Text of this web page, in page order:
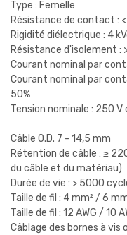
Type : Femelle
Résistance de contact :
Rigidité diélectrique : 4
Résistance d'isolement :
Courant nominal par
Courant nominal par
50%
Tension nominale : 250 V
Câble O.D. 7 - 14,5 mm
Rétention de câble : ≥
du câble et du matériau)
Durée de vie : > 5000
Taille de fil : 4 mm² / 6
Taille de fil : 12 AWG / 10
Câblage des bornes à vis